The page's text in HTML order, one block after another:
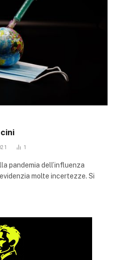
1
pandemia dell’influenza
molte incertezze. Si